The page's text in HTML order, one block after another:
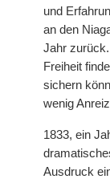
und
an den
Jahr
Freiheit
sichern
wenig
1833, ein
Ausdruck